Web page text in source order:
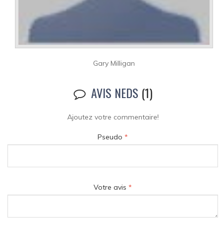
Gary Milligan
AVIS NEDS (1)
Ajoutez votre commentaire!
Pseudo *
Votre avis *